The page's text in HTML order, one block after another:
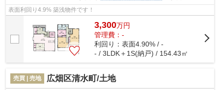
表面利回り4.9% 築浅物件です！
3,300万円
管理費：-
利回り：表面4.90% / -
- / 3LDK＋1S(納戸) / 154.43㎡
売買 | 売地 広畑区清水町/土地